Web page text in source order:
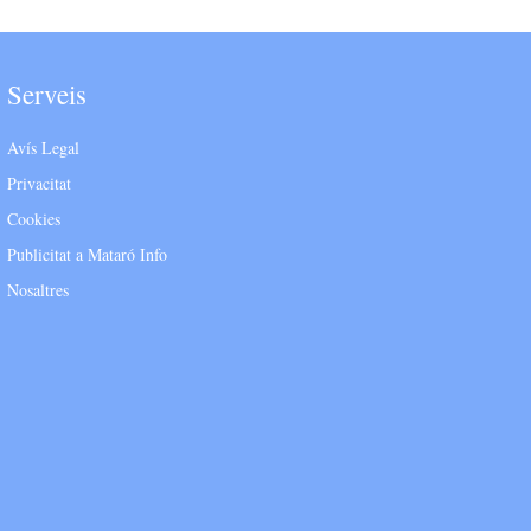
Serveis
Avís Legal
Privacitat
Cookies
Publicitat a Mataró Info
Nosaltres